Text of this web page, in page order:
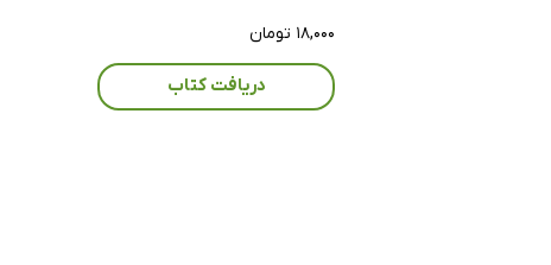
۱۸,۰۰۰ تومان
دریافت کتاب